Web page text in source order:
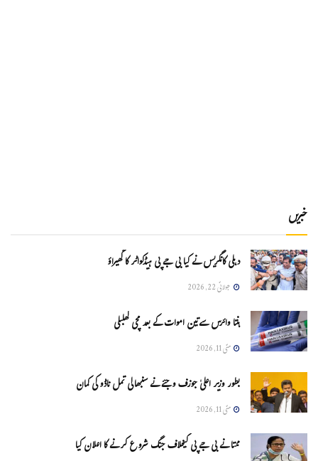
خبریں
دہلی کانگریس نے کیا بی جے پی ہیڈکواٹر کا گھیراؤ
جولائی 22, 2026
ہنتا وائرس سےتین اموات کے بعد مچی کھلبلی
مئی 11, 2026
بطور وزیر اعلیٰ جوزف وجئے نے سنبھالی تمل ناڈو کی کمان
مئی 11, 2026
ممتا نے بی جے پی کیخلاف جنگ شروع کرنے کا اعلان کیا